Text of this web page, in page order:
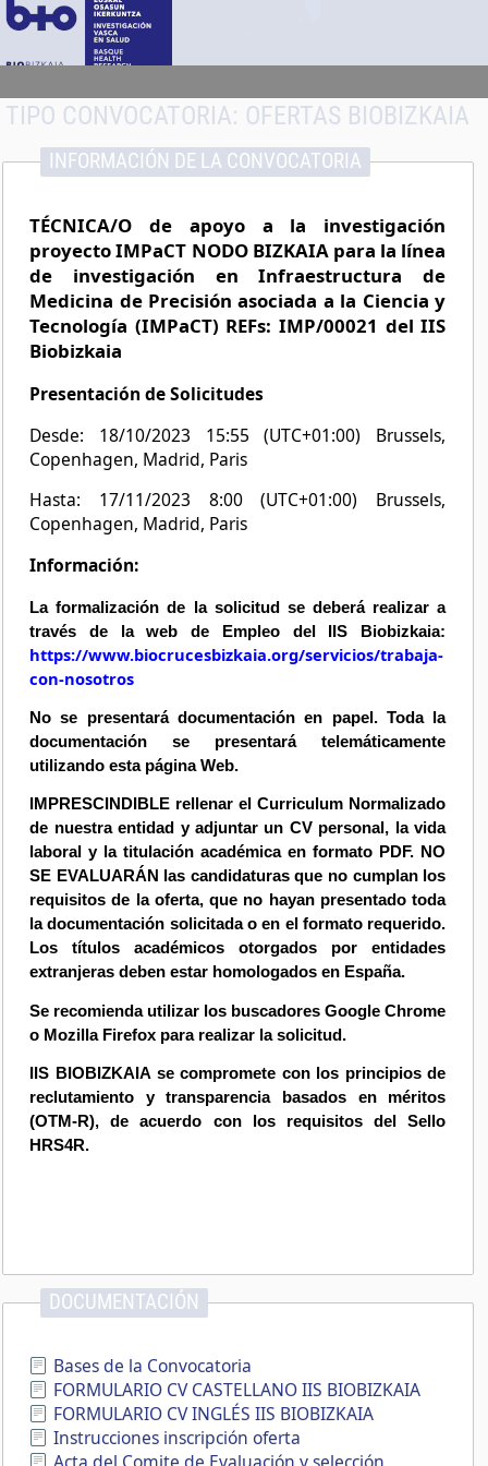
TIPO CONVOCATORIA: OFERTAS BIOBIZKAIA
INFORMACIÓN DE LA CONVOCATORIA
TÉCNICA/O de apoyo a la investigación
proyecto IMPaCT NODO BIZKAIA para la línea
de investigación en Infraestructura de
Medicina de Precisión asociada a la Ciencia y
Tecnología (IMPaCT) REFs: IMP/00021 del IIS
Biobizkaia
Presentación de Solicitudes
Desde: 18/10/2023 15:55 (UTC+01:00) Brussels,
Copenhagen, Madrid, Paris
Hasta: 17/11/2023 8:00 (UTC+01:00) Brussels,
Copenhagen, Madrid, Paris
Información:
La formalización de la solicitud se deberá realizar a
través de la web de Empleo del IIS Biobizkaia:
https://www.biocrucesbizkaia.org/servicios/trabaja-
con-nosotros
No se presentará documentación en papel. Toda la
documentación se presentará telemáticamente
utilizando esta página Web.
IMPRESCINDIBLE rellenar el Curriculum Normalizado
de nuestra entidad y adjuntar un CV personal, la vida
laboral y la titulación académica en formato PDF. NO
SE EVALUARÁN las candidaturas que no cumplan los
requisitos de la oferta, que no hayan presentado toda
la documentación solicitada o en el formato requerido.
Los títulos académicos otorgados por entidades
extranjeras deben estar homologados en España.
Se recomienda utilizar los buscadores Google Chrome
o Mozilla Firefox para realizar la solicitud.
IIS BIOBIZKAIA se compromete con los principios de
reclutamiento y transparencia basados en méritos
(OTM-R), de acuerdo con los requisitos del Sello
HRS4R.
DOCUMENTACIÓN
Bases de la Convocatoria
FORMULARIO CV CASTELLANO IIS BIOBIZKAIA
FORMULARIO CV INGLÉS IIS BIOBIZKAIA
Instrucciones inscripción oferta